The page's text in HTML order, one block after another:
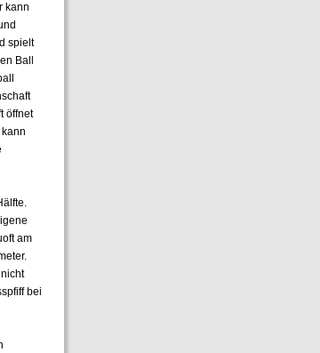
kann
spielt
Ball
öffnet
am
bei